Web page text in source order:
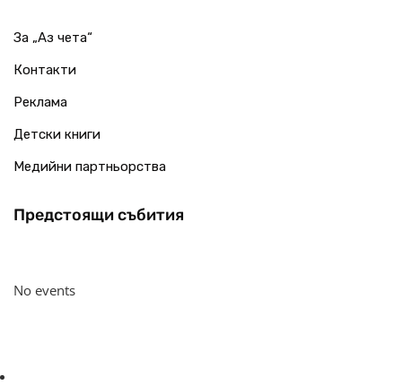
За „Аз чета“
Контакти
Реклама
Детски книги
Медийни партньорства
Предстоящи събития
No events